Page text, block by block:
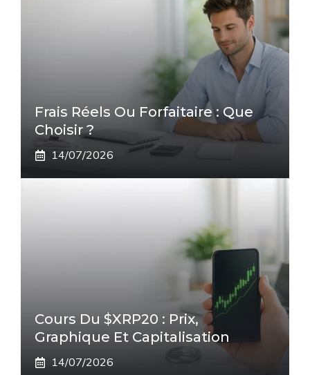
Frais Réels Ou Forfaitaire : Que
Choisir ?
14/07/2026
Cours Du $XRP20 : Prix,
Graphique Et Capitalisation
14/07/2026